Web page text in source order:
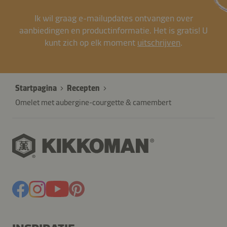
Ik wil graag e-mailupdates ontvangen over
aanbiedingen en productinformatie. Het is gratis! U
kunt zich op elk moment uitschrijven.
Startpagina
Recepten
Omelet met aubergine-courgette & camembert